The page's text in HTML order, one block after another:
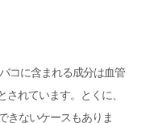
コに含まれる成分は血管
れています。とくに、
きないケースもありま